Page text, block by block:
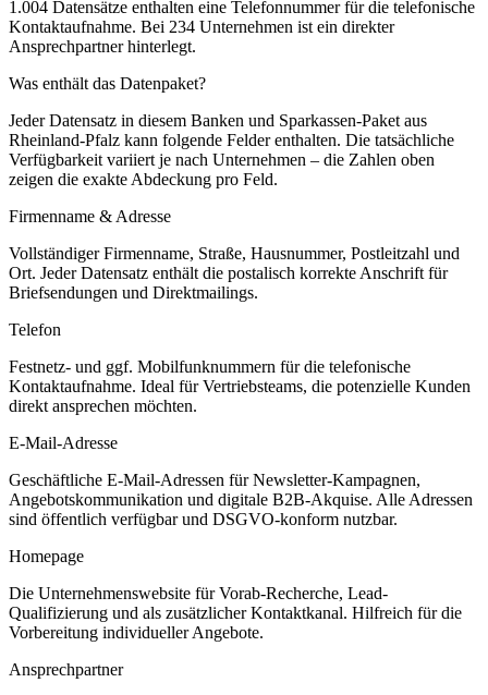
1.004 Datensätze enthalten eine Telefonnummer für die telefonische
Kontaktaufnahme. Bei 234 Unternehmen ist ein direkter
Ansprechpartner hinterlegt.
Was enthält das Datenpaket?
Jeder Datensatz in diesem Banken und Sparkassen-Paket aus
Rheinland-Pfalz kann folgende Felder enthalten. Die tatsächliche
Verfügbarkeit variiert je nach Unternehmen – die Zahlen oben
zeigen die exakte Abdeckung pro Feld.
Firmenname & Adresse
Vollständiger Firmenname, Straße, Hausnummer, Postleitzahl und
Ort. Jeder Datensatz enthält die postalisch korrekte Anschrift für
Briefsendungen und Direktmailings.
Telefon
Festnetz- und ggf. Mobilfunknummern für die telefonische
Kontaktaufnahme. Ideal für Vertriebsteams, die potenzielle Kunden
direkt ansprechen möchten.
E-Mail-Adresse
Geschäftliche E-Mail-Adressen für Newsletter-Kampagnen,
Angebotskommunikation und digitale B2B-Akquise. Alle Adressen
sind öffentlich verfügbar und DSGVO-konform nutzbar.
Homepage
Die Unternehmenswebsite für Vorab-Recherche, Lead-
Qualifizierung und als zusätzlicher Kontaktkanal. Hilfreich für die
Vorbereitung individueller Angebote.
Ansprechpartner